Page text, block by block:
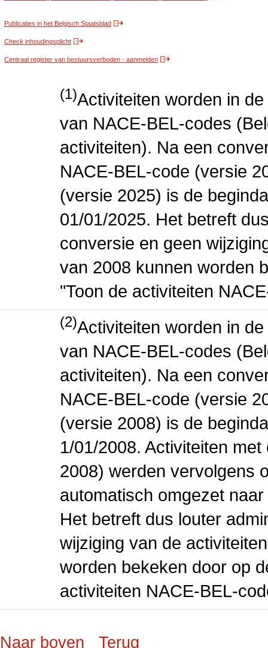
Publicaties in het Belgisch Staatsblad
Check inhoudingsplicht
Centraal register van bestuursverboden - aanmelden
(1)Activiteiten worden in
van NACE-BEL-codes
activiteiten). Na een
NACE-BEL-code (versie
(versie 2025) is de
01/01/2025. Het betreft
conversie en geen
van 2008 kunnen worden
"Toon de activiteiten
(2)Activiteiten worden in
van NACE-BEL-codes
activiteiten). Na een
NACE-BEL-code (versie
(versie 2008) is de
1/01/2008. Activiteiten
2008) werden vervolgens
automatisch omgezet
Het betreft dus louter
wijziging van de
worden bekeken door op
activiteiten NACE-BEL-
Naar boven Terug